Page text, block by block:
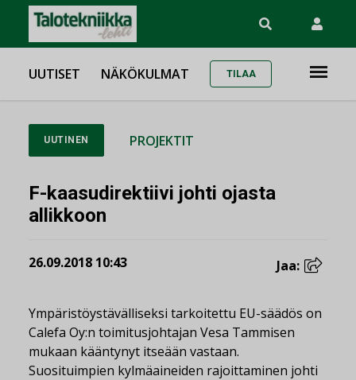
UUTISET NÄKÖKULMAT TILAA
UUTINEN PROJEKTIT
F-kaasudirektiivi johti ojasta
allikkoon
26.09.2018 10:43 Jaa:
Ympäristöystävälliseksi tarkoitettu EU-säädös on
Calefa Oy:n toimitusjohtajan Vesa Tammisen
mukaan kääntynyt itseään vastaan.
Suosituimpien kylmäaineiden rajoittaminen johti